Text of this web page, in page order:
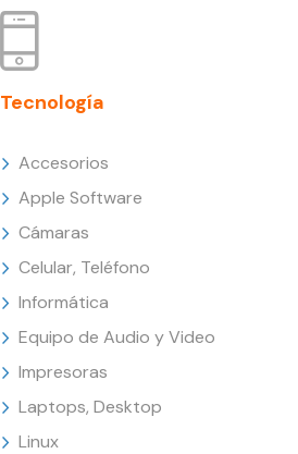
Tecnología
Accesorios
Apple Software
Cámaras
Celular, Teléfono
Informática
Equipo de Audio y Video
Impresoras
Laptops, Desktop
Linux